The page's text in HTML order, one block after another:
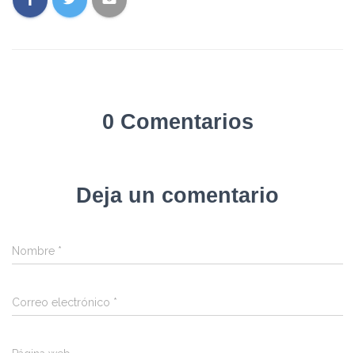
0 Comentarios
Deja un comentario
Nombre *
Correo electrónico *